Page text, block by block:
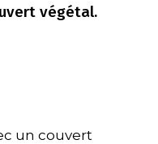
végétal.
un couvert